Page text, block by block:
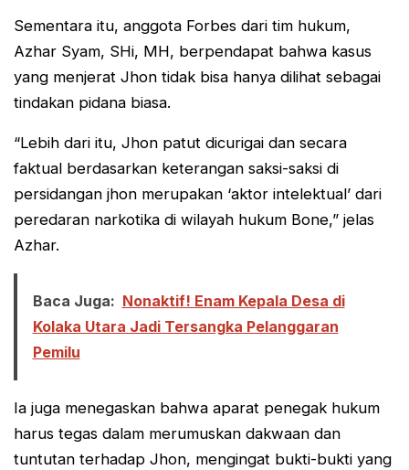
Sementara itu, anggota Forbes dari tim hukum,
Azhar Syam, SHi, MH, berpendapat bahwa kasus
yang menjerat Jhon tidak bisa hanya dilihat sebagai
tindakan pidana biasa.
“Lebih dari itu, Jhon patut dicurigai dan secara
faktual berdasarkan keterangan saksi-saksi di
persidangan jhon merupakan ‘aktor intelektual’ dari
peredaran narkotika di wilayah hukum Bone,” jelas
Azhar.
Baca Juga: Nonaktif! Enam Kepala Desa di
Kolaka Utara Jadi Tersangka Pelanggaran
Pemilu
Ia juga menegaskan bahwa aparat penegak hukum
harus tegas dalam merumuskan dakwaan dan
tuntutan terhadap Jhon, mengingat bukti-bukti yang